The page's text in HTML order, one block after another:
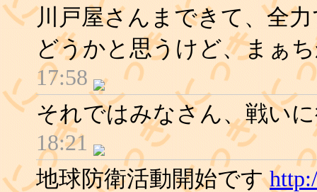
川戸屋さんまできて、全
どうかと思うけど、まぁ
17:58
それではみなさん、戦い
18:21
地球防衛活動開始です